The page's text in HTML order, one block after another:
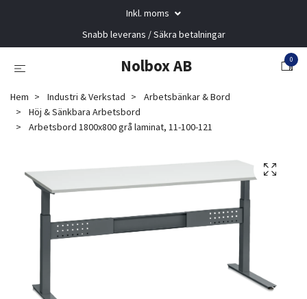
Inkl. moms
Snabb leverans / Säkra betalningar
Nolbox AB 0
Hem Industri & Verkstad
Arbetsbänkar & Bord
Höj & Sänkbara Arbetsbord
Arbetsbord 1800x800 grå laminat, 11-100-121